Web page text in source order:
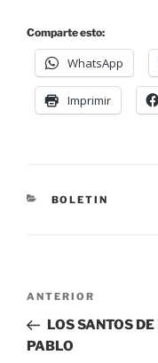
Comparte esto:
WhatsApp
Imprimir
BOLETIN
ANTERIOR
LOS SANTOS
PABLO